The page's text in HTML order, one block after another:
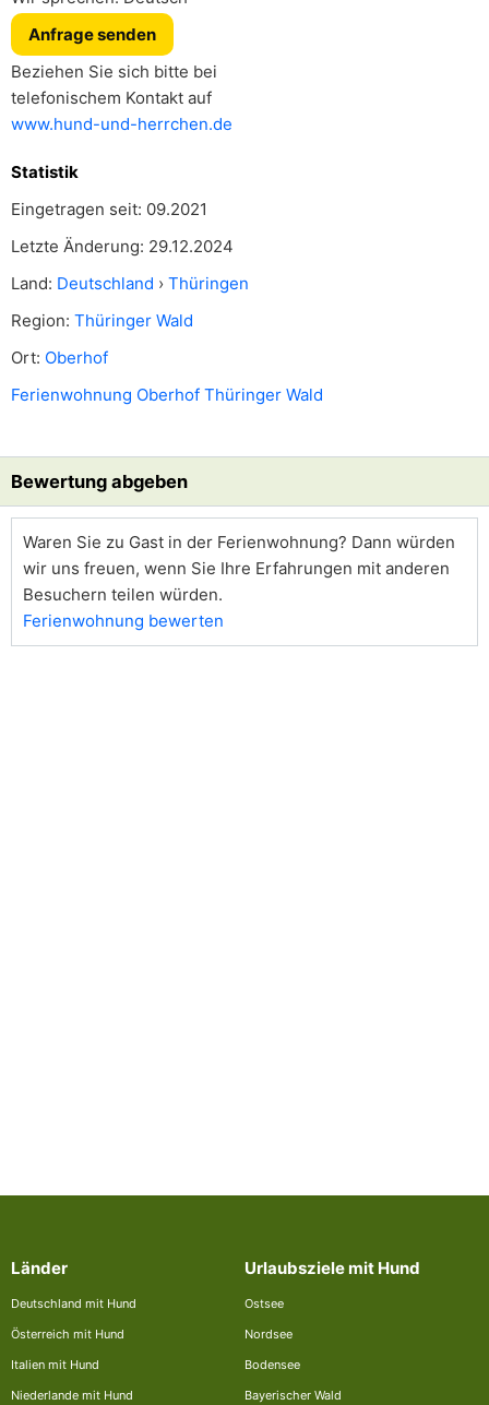
Anfrage senden
Beziehen Sie sich bitte bei
telefonischem Kontakt auf
www.hund-und-herrchen.de
Statistik
Eingetragen seit: 09.2021
Letzte Änderung: 29.12.2024
Land: Deutschland › Thüringen
Region: Thüringer Wald
Ort: Oberhof
Ferienwohnung Oberhof Thüringer Wald
Bewertung abgeben
Waren Sie zu Gast in der Ferienwohnung? Dann würden
wir uns freuen, wenn Sie Ihre Erfahrungen mit anderen
Besuchern teilen würden.
Ferienwohnung bewerten
Länder
Deutschland mit Hund
Österreich mit Hund
Italien mit Hund
Niederlande mit Hund
Urlaubsziele mit Hund
Ostsee
Nordsee
Bodensee
Bayerischer Wald